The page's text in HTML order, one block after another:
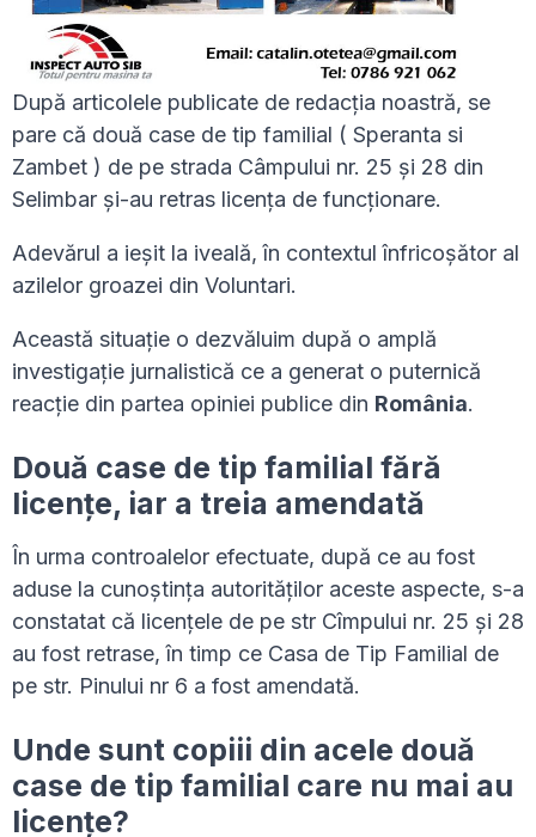
După articolele publicate de redacția noastră, se
pare că două case de tip familial ( Speranta si
Zambet ) de pe strada Câmpului nr. 25 și 28 din
Selimbar și-au retras licența de funcționare.
Adevărul a ieșit la iveală, în contextul înfricoșător al
azilelor groazei din Voluntari.
Această situație o dezvăluim după o amplă
investigație jurnalistică ce a generat o puternică
reacție din partea opiniei publice din România.
Două case de tip familial fără
licențe, iar a treia amendată
În urma controalelor efectuate, după ce au fost
aduse la cunoștința autorităților aceste aspecte, s-a
constatat că licențele de pe str Cîmpului nr. 25 și 28
au fost retrase, în timp ce Casa de Tip Familial de
pe str. Pinului nr 6 a fost amendată.
Unde sunt copiii din acele două
case de tip familial care nu mai au
licențe?